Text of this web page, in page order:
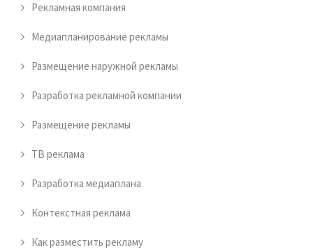
Рекламная компания
Медиапланирование рекламы
Размещение наружной рекламы
Разработка рекламной компании
Размещение рекламы
ТВ реклама
Разработка медиаплана
Контекстная реклама
Как разместить рекламу